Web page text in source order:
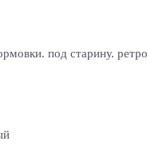
под старину. ретро